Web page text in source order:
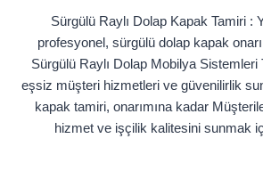
Sürgülü Raylı Dolap Kapak Tamiri :
profesyonel, sürgülü dolap kapak
Sürgülü Raylı Dolap Mobilya Sistemleri
eşsiz müşteri hizmetleri ve güvenilirlik
kapak tamiri, onarımına kadar
hizmet ve işçilik kalitesini sunmak